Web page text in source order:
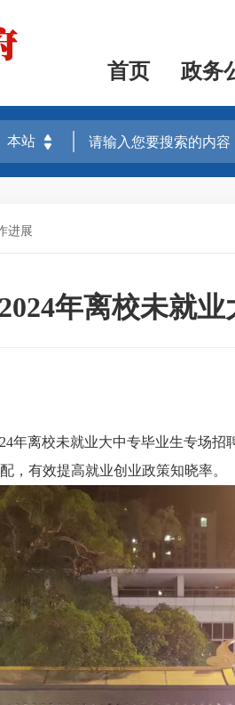
首页 政务
进展
年离校未就
离校未就业大中专毕业生专场招
，有效提高就业创业政策知晓率。